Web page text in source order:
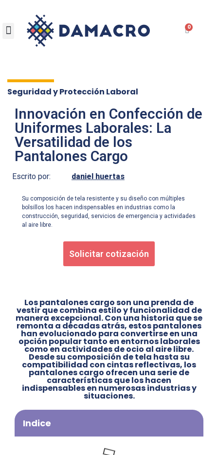
0
Seguridad y Protección Laboral
Innovación en Confección de
Uniformes Laborales: La
Versatilidad de los
Pantalones Cargo
Escrito por: daniel huertas
Su composición de tela resistente y su diseño con múltiples
bolsillos los hacen indispensables en industrias como la
construcción, seguridad, servicios de emergencia y actividades
al aire libre.
Solicitar cotización
Los pantalones cargo son una prenda de
vestir que combina estilo y funcionalidad de
manera excepcional. Con una historia que se
remonta a décadas atrás, estos pantalones
han evolucionado para convertirse en una
opción popular tanto en entornos laborales
como en actividades de ocio al aire libre.
Desde su composición de tela hasta su
compatibilidad con cintas reflectivas, los
pantalones cargo ofrecen una serie de
características que los hacen
indispensables en numerosas industrias y
situaciones.
Indice